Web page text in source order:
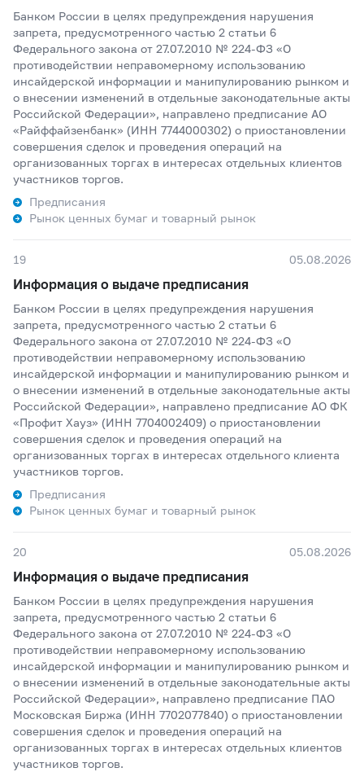
Банком России в целях предупреждения нарушения
запрета, предусмотренного частью 2 статьи 6
Федерального закона от 27.07.2010 № 224-ФЗ «О
противодействии неправомерному использованию
инсайдерской информации и манипулированию рынком и
о внесении изменений в отдельные законодательные акты
Российской Федерации», направлено предписание АО
«Райффайзенбанк» (ИНН 7744000302) о приостановлении
совершения сделок и проведения операций на
организованных торгах в интересах отдельных клиентов
участников торгов.
Предписания
Рынок ценных бумаг и товарный рынок
19 05.08.2026
Информация о выдаче предписания
Банком России в целях предупреждения нарушения
запрета, предусмотренного частью 2 статьи 6
Федерального закона от 27.07.2010 № 224-ФЗ «О
противодействии неправомерному использованию
инсайдерской информации и манипулированию рынком и
о внесении изменений в отдельные законодательные акты
Российской Федерации», направлено предписание АО ФК
«Профит Хауз» (ИНН 7704002409) о приостановлении
совершения сделок и проведения операций на
организованных торгах в интересах отдельного клиента
участников торгов.
Предписания
Рынок ценных бумаг и товарный рынок
20 05.08.2026
Информация о выдаче предписания
Банком России в целях предупреждения нарушения
запрета, предусмотренного частью 2 статьи 6
Федерального закона от 27.07.2010 № 224-ФЗ «О
противодействии неправомерному использованию
инсайдерской информации и манипулированию рынком и
о внесении изменений в отдельные законодательные акты
Российской Федерации», направлено предписание ПАО
Московская Биржа (ИНН 7702077840) о приостановлении
совершения сделок и проведения операций на
организованных торгах в интересах отдельных клиентов
участников торгов.